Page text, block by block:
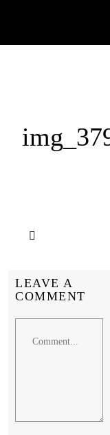
LEAVE A
COMMENT